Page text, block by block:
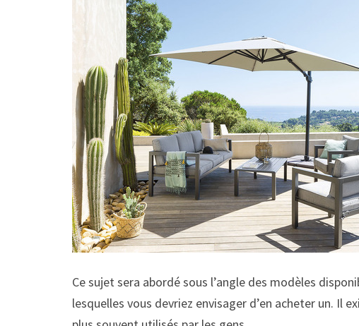
Ce sujet sera abordé sous l’angle des modèles
lesquelles vous devriez envisager d’en acheter un. Il